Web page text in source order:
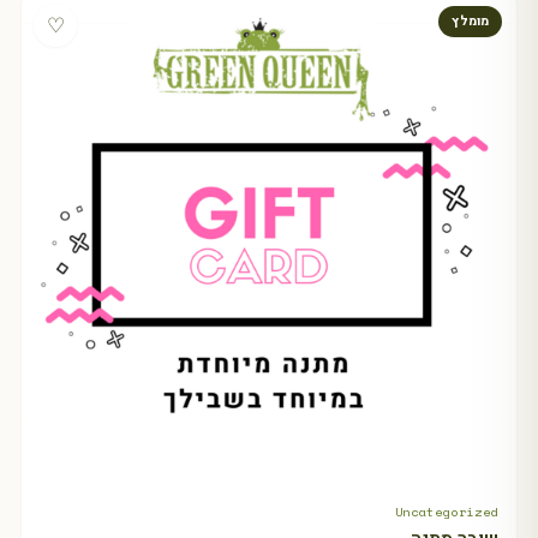
מומלץ ♡
Uncategorized